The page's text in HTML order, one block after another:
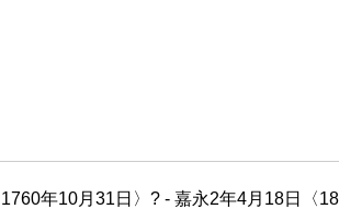
年10月31日〉? - 嘉永2年4月18日〈